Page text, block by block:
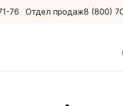
76 Отдел продаж8 (800)